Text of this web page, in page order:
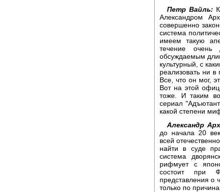
Петр Вайль:
Александром
совершенно
система
имеем такую
течение
обсуждаемым
культурный, с
реализовать ни
Все, что он мог,
Вот на этой
тоже. И таким
сериал
какой степени
Александр
до начала 20
всей
найти в суде
система
рифмует с
состоит при
представления о
только по